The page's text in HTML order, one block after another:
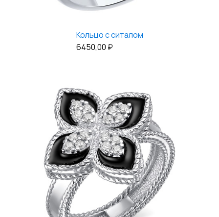
Кольцо с ситалом
6450,00 ₽